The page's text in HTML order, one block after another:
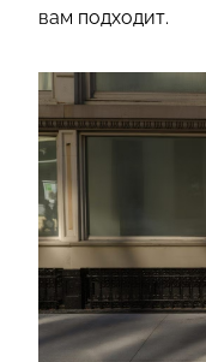
вам подходит.